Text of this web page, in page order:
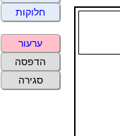
חלוקות
ערעור
הדפסה
סגירה